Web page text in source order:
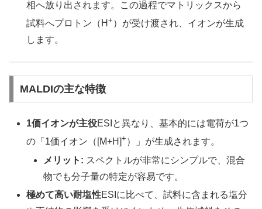
相へ放り出されます。この過程でマトリックスから
試料へプロトン（H+ ）が受け渡され、イオンが生成
します。
MALDIの主な特徴
1価イオンが主役ESIと異なり、基本的には電荷が1つ
の「1価イオン（[M+H]+ ）」が生成されます。
メリット: スペクトルが非常にシンプルで、混合
物でも分子量の特定が容易です。
極めて高い耐塩性ESIに比べて、試料に含まれる塩分